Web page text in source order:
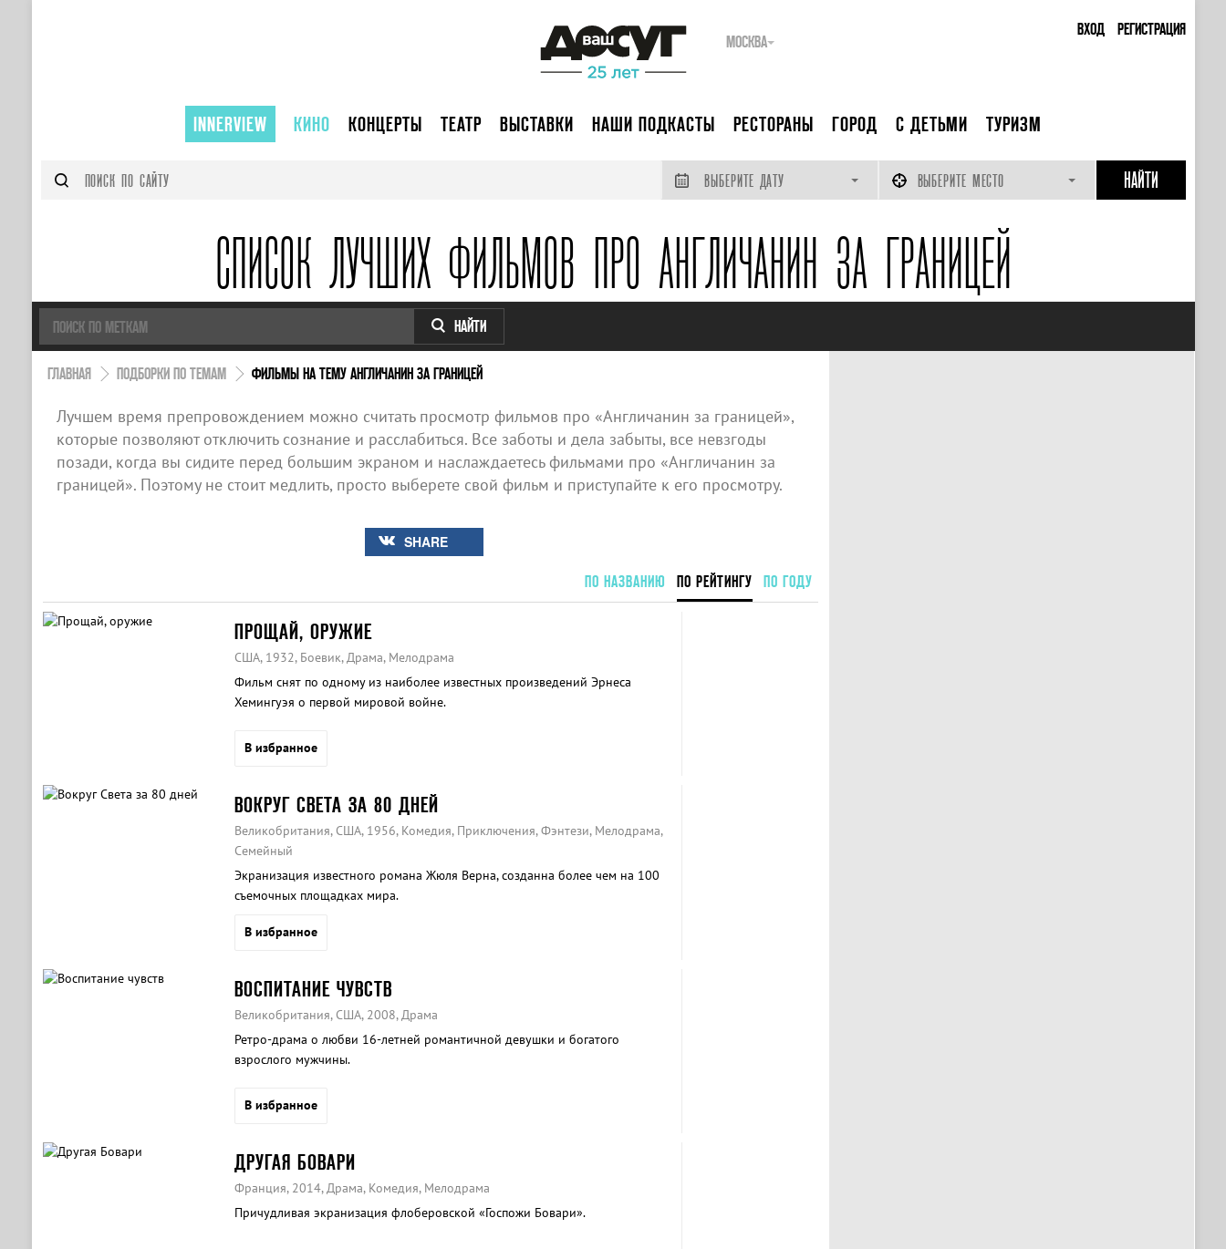
ВХОД РЕГИСТРАЦИЯ
МОСКВА
INNERVIEW КИНО КОНЦЕРТЫ ТЕАТР ВЫСТАВКИ НАШИ ПОДКАСТЫ РЕСТОРАНЫ ГОРОД С ДЕТЬМИ ТУРИЗМ
ВЫБЕРИТЕ ДАТУ ВЫБЕРИТЕ МЕСТО
СПИСОК ЛУЧШИХ ФИЛЬМОВ ПРО АНГЛИЧАНИН ЗА ГРАНИЦЕЙ
НАЙТИ
ГЛАВНАЯ ПОДБОРКИ ПО ТЕМАМ ФИЛЬМЫ НА ТЕМУ АНГЛИЧАНИН ЗА ГРАНИЦЕЙ
Лучшем время препровождением можно считать просмотр фильмов про «Англичанин за границей»,
которые позволяют отключить сознание и расслабиться. Все заботы и дела забыты, все невзгоды
позади, когда вы сидите перед большим экраном и наслаждаетесь фильмами про «Англичанин за
границей». Поэтому не стоит медлить, просто выберете свой фильм и приступайте к его просмотру.
SHARE
ПО НАЗВАНИЮ ПО РЕЙТИНГУ ПО ГОДУ
ПРОЩАЙ, ОРУЖИЕ
США, 1932, Боевик, Драма, Мелодрама
Фильм снят по одному из наиболее известных произведений Эрнеса
Хемингуэя о первой мировой войне.
В избранное
ВОКРУГ СВЕТА ЗА 80 ДНЕЙ
Великобритания, США, 1956, Комедия, Приключения, Фэнтези, Мелодрама,
Семейный
Экранизация известного романа Жюля Верна, созданна более чем на 100
съемочных площадках мира.
В избранное
ВОСПИТАНИЕ ЧУВСТВ
Великобритания, США, 2008, Драма
Ретро-драма о любви 16-летней романтичной девушки и богатого
взрослого мужчины.
В избранное
ДРУГАЯ БОВАРИ
Франция, 2014, Драма, Комедия, Мелодрама
Причудливая экранизация флоберовской «Госпожи Бовари».